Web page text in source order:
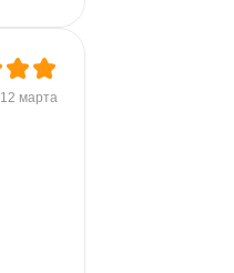
12 марта